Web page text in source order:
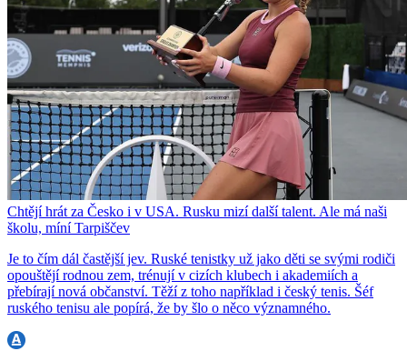
Chtějí hrát za Česko i v USA. Rusku mizí další talent. Ale má naši
školu, míní Tarpiščev
Je to čím dál častější jev. Ruské tenistky už jako děti se svými rodiči
opouštějí rodnou zem, trénují v cizích klubech i akademiích a
přebírají nová občanství. Těží z toho například i český tenis. Šéf
ruského tenisu ale popírá, že by šlo o něco významného.